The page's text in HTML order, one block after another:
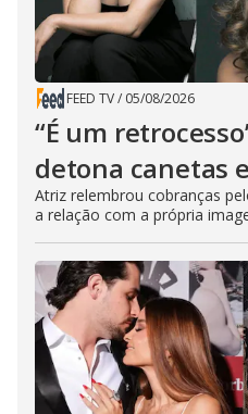
FEED TV/ 05/08/2026
“É um
detona canetas
Atriz relembrou cobranças
a relação com a própria